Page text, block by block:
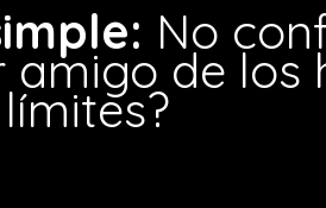
No
amigo de los